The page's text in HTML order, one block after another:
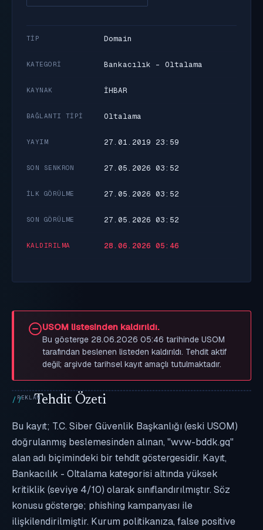
TIP Domain
KATEGORI Bankacılık - Oltalama
KAYNAK İHBAR
BAĞLANTI TIPI Oltalama
YAYIM 27.01.2019 23:59
SON SENKRON 27.05.2026 03:52
İLK GÖRÜLME 27.05.2026 03:52
SON GÖRÜLME 27.05.2026 03:52
KALDIRILMA 28.06.2026 05:46
USOM listesinden kaldırıldı.
Bu gösterge 28.06.2026 05:46 tarihinde USOM
tarafından beslenen listeden kaldırıldı. Tehdit aktif
değil; arşivde tarihsel kayıt amaçlı tutulmaktadır.
Tehdit Özeti
Bu kayıt; T.C. Siber Güvenlik Başkanlığı (eski USOM)
doğrulanmış beslemesinden alınan, "wvw-bddk.gq"
alan adı biçimindeki bir tehdit göstergesidir. Kayıt,
Bankacılık - Oltalama kategorisi altında yüksek
kritiklik (seviye 4/10) olarak sınıflandırılmıştır. Söz
konusu gösterge; phishing kampanyası ile
ilişkilendirilmiştir. Kurum politikanıza, false positive